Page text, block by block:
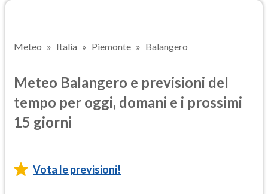
Meteo Italia Piemonte Balangero
Meteo Balangero e previsioni del
tempo per oggi, domani e i prossimi
15 giorni
Vota le previsioni!